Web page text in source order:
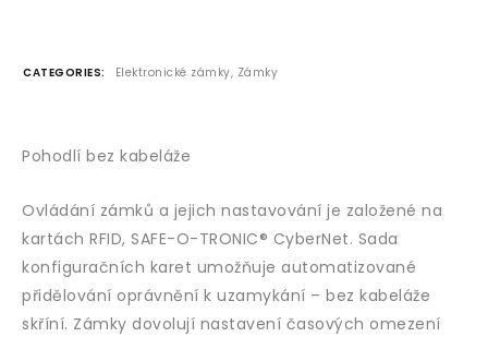
CATEGORIES: Elektronické zámky, Zámky
Pohodlí bez kabeláže
Ovládání zámků a jejich nastavování je založené na
kartách RFID, SAFE-O-TRONIC® CyberNet. Sada
konfiguračních karet umožňuje automatizované
přidělování oprávnění k uzamykání – bez kabeláže
skříní. Zámky dovolují nastavení časových omezení